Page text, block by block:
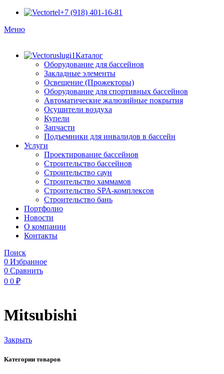
+7 (918) 401-16-81
Меню
Каталог
Оборудование для бассейнов
Закладные элементы
Освещение (Прожекторы)
Оборудование для спортивных бассейнов
Автоматические жалюзийные покрытия
Осушители воздуха
Купели
Запчасти
Подъемники для инвалидов в бассейн
Услуги
Проектирование бассейнов
Строительство бассейнов
Строительство саун
Строительство хаммамов
Строительство SPA-комплексов
Строительство бань
Портфолио
Новости
O компании
Контакты
Поиск
0 Избранное
0 Сравнить
0 0 ₽
Mitsubishi
Закрыть
Категории товаров